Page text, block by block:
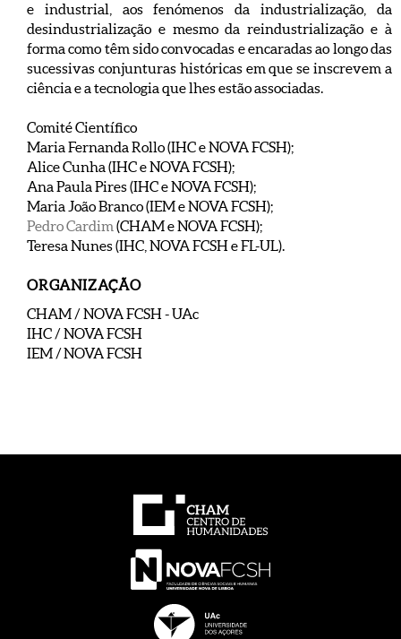
e industrial, aos fenómenos da industrialização, da
desindustrialização e mesmo da reindustrialização e à
forma como têm sido convocadas e encaradas ao longo das
sucessivas conjunturas históricas em que se inscrevem a
ciência e a tecnologia que lhes estão associadas.
Comité Científico
Maria Fernanda Rollo (IHC e NOVA FCSH);
Alice Cunha (IHC e NOVA FCSH);
Ana Paula Pires (IHC e NOVA FCSH);
Maria João Branco (IEM e NOVA FCSH);
Pedro Cardim (CHAM e NOVA FCSH);
Teresa Nunes (IHC, NOVA FCSH e FL-UL).
ORGANIZAÇÃO
CHAM / NOVA FCSH - UAc
IHC / NOVA FCSH
IEM / NOVA FCSH